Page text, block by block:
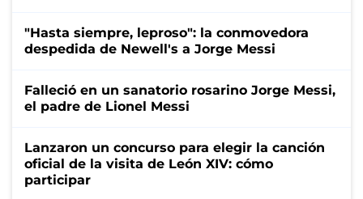
"Hasta siempre, leproso": la conmovedora
despedida de Newell's a Jorge Messi
Falleció en un sanatorio rosarino Jorge Messi,
el padre de Lionel Messi
Lanzaron un concurso para elegir la canción
oficial de la visita de León XIV: cómo
participar